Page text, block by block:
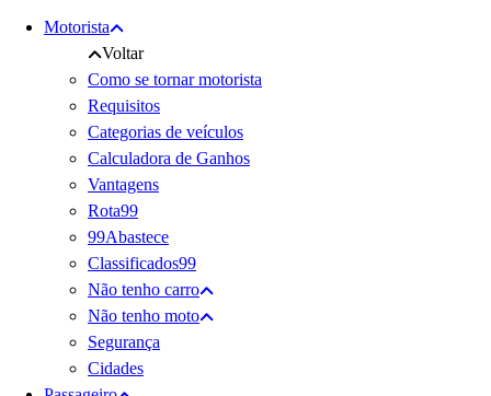
Motorista
Voltar
Como se tornar motorista
Requisitos
Categorias de veículos
Calculadora de Ganhos
Vantagens
Rota99
99Abastece
Classificados99
Não tenho carro
Não tenho moto
Segurança
Cidades